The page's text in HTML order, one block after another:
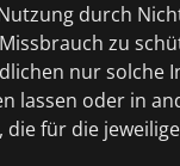
durch
zu
nur solche
lassen oder in
die für die